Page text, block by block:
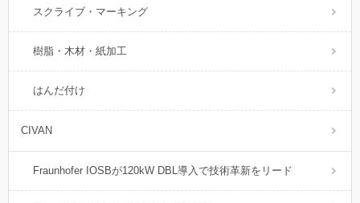
スクライブ・マーキング
樹脂・木材・紙加工
はんだ付け
CIVAN
Fraunhofer IOSBが120kW DBL導入で技術革新をリード